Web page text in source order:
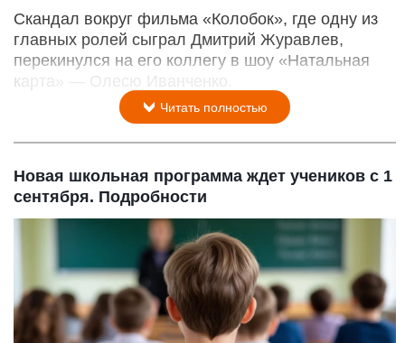
Скандал вокруг фильма «Колобок», где одну из
главных ролей сыграл Дмитрий Журавлев,
перекинулся на его коллегу в шоу «Натальная
карта» — Олесю Иванченко.
Читать полностью
Новая школьная программа ждет учеников с 1
сентября. Подробности